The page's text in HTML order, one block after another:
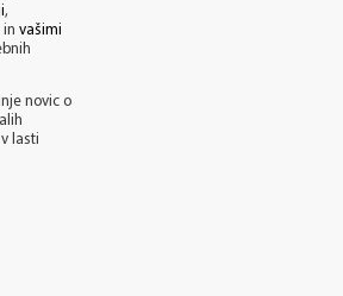
,
in vašimi
novic o
lasti